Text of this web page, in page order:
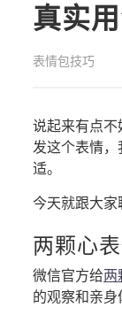
真实
表情包技巧
说起来有点
发这个表情
适。
今天就跟大家
两颗心
微信官方给两
的观察和亲身